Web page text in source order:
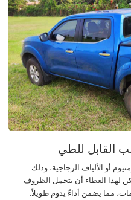
القابل للطي
أو الألياف الزجاجية، وذلك
لهذا الغطاء أن يتحمل الظروف
مما يضمن أداءً يدوم طويلاً.